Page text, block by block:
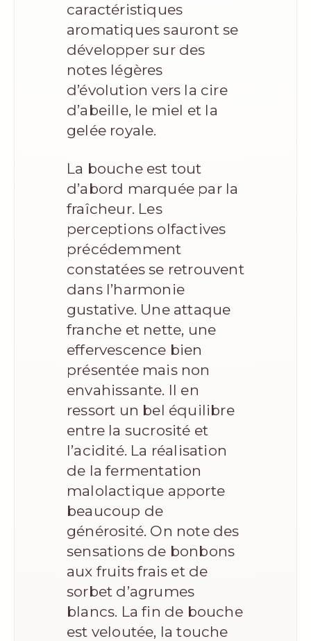
caractéristiques
aromatiques sauront se
développer sur des
notes légères
d’évolution vers la cire
d’abeille, le miel et la
gelée royale.
La bouche est tout
d’abord marquée par la
fraîcheur. Les
perceptions olfactives
précédemment
constatées se retrouvent
dans l’harmonie
gustative. Une attaque
franche et nette, une
effervescence bien
présentée mais non
envahissante. Il en
ressort un bel équilibre
entre la sucrosité et
l’acidité. La réalisation
de la fermentation
malolactique apporte
beaucoup de
générosité. On note des
sensations de bonbons
aux fruits frais et de
sorbet d’agrumes
blancs. La fin de bouche
est veloutée, la touche